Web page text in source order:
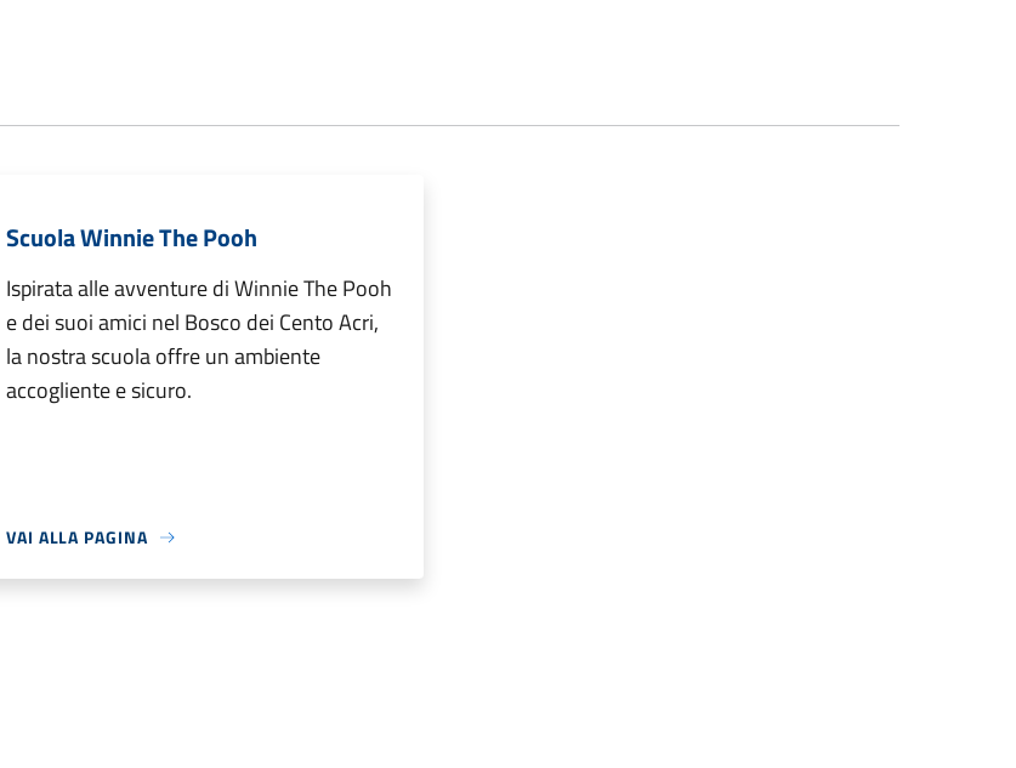
Scuola Winnie The Pooh
Ispirata alle avventure di Winnie The Pooh
e dei suoi amici nel Bosco dei Cento Acri,
la nostra scuola offre un ambiente
accogliente e sicuro.
VAI ALLA PAGINA